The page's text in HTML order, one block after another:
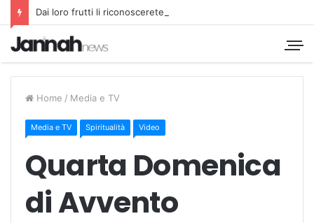
Dai loro frutti li riconoscerete
Home / Media e TV
Media e TV Spiritualità Video
Quarta Domenica
di Avvento